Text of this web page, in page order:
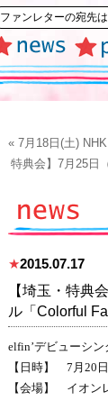
ファンレターの宛先
« 7月18日(土)
特典会】7月25日
★2015.07.17
【埼玉・特典
ル「Colorful
elfin’デビューシ
【日時】 7月20
【会場】 イオン